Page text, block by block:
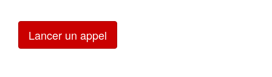
Lancer un appel